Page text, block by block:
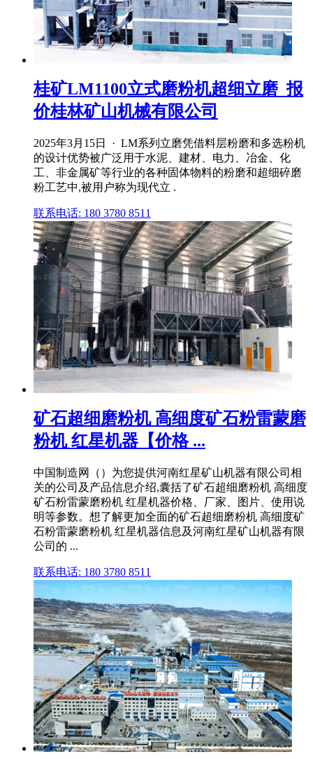
桂矿LM1100立式磨粉机超细立磨_报
价桂林矿山机械有限公司
2025年3月15日 · LM系列立磨凭借料层粉磨和多选粉机
的设计优势被广泛用于水泥、建材、电力、冶金、化
工、非金属矿等行业的各种固体物料的粉磨和超细碎磨
粉工艺中,被用户称为现代立 .
联系电话: 180 3780 8511
矿石超细磨粉机 高细度矿石粉雷蒙磨
粉机 红星机器【价格 ...
中国制造网（）为您提供河南红星矿山机器有限公司相
关的公司及产品信息介绍,囊括了矿石超细磨粉机 高细度
矿石粉雷蒙磨粉机 红星机器价格、厂家、图片、使用说
明等参数。想了解更加全面的矿石超细磨粉机 高细度矿
石粉雷蒙磨粉机 红星机器信息及河南红星矿山机器有限
公司的 ...
联系电话: 180 3780 8511